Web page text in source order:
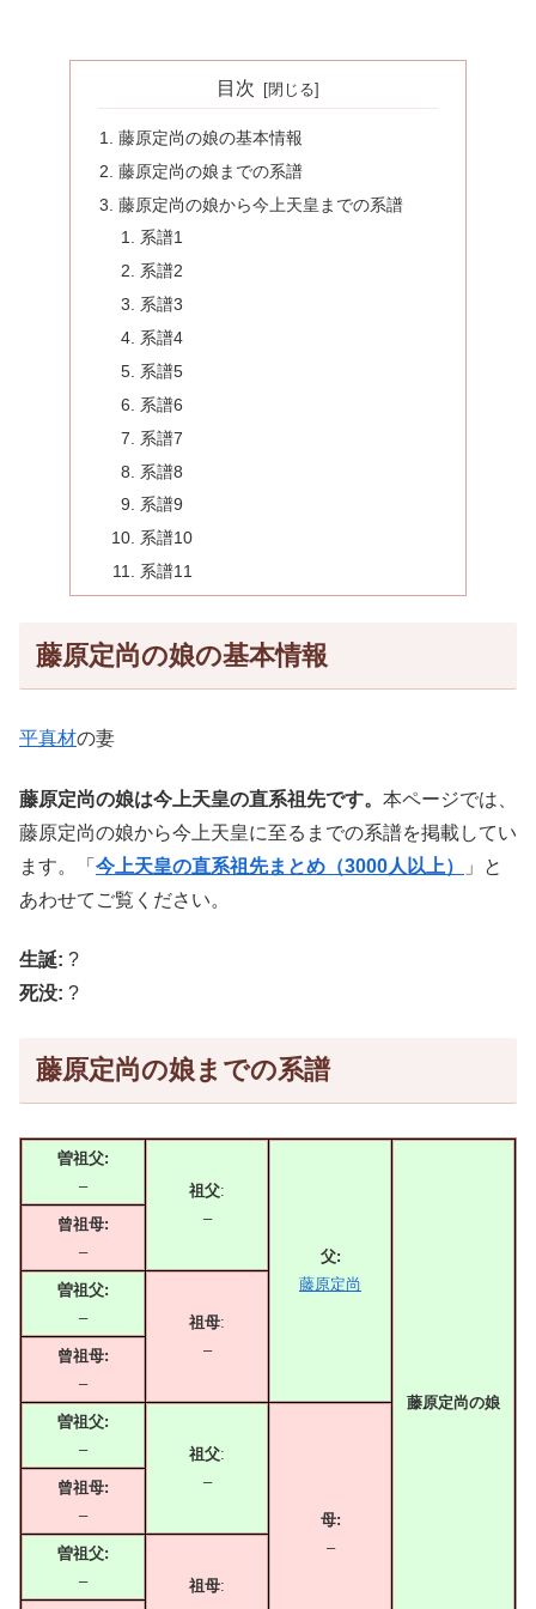
目次
藤原定尚の娘の基本情報
藤原定尚の娘までの系譜
藤原定尚の娘から今上天皇までの系譜
系譜1
系譜2
系譜3
系譜4
系譜5
系譜6
系譜7
系譜8
系譜9
系譜10
系譜11
藤原定尚の娘の基本情報
平真材の妻
藤原定尚の娘は今上天皇の直系祖先です。 本ページでは、
藤原定尚の娘から今上天皇に至るまでの系譜を掲載してい
ます。「 今上天皇の直系祖先まとめ（3000人以上）
」と
あわせてご覧ください。
生誕: ?
死没: ?
藤原定尚の娘までの系譜
曽祖父:
–
祖父:
–
父:
藤原定尚
藤原定尚の娘
曾祖母:
–
曽祖父:
–
祖母:
–
曾祖母:
–
曽祖父:
–
祖父:
–
母:
–
曾祖母:
–
曽祖父:
–
祖母: